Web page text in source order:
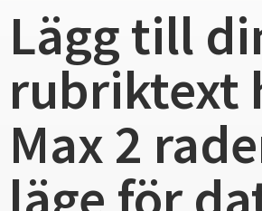
Lägg till
rubriktext
Max 2